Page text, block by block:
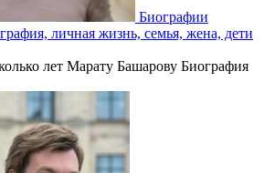
Биографии
личная жизнь, семья, жена, дети
лет Марату Башарову Биография